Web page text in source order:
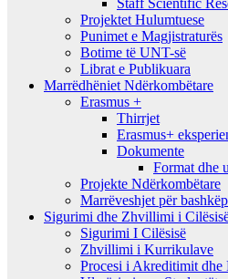
Projektet Hulumtuese
Punimet e Magjistraturës
Botime të UNT-së
Librat e Publikuara
Marrëdhëniet Ndërkombëtare
Erasmus +
Thirrjet
Erasmus+
Dokumente
Format dhe
Projekte Ndërkombëtare
Marrëveshjet për
Sigurimi dhe Zhvillimi i
Sigurimi I Cilësisë
Zhvillimi i Kurrikulave
Procesi i Akreditimit dhe